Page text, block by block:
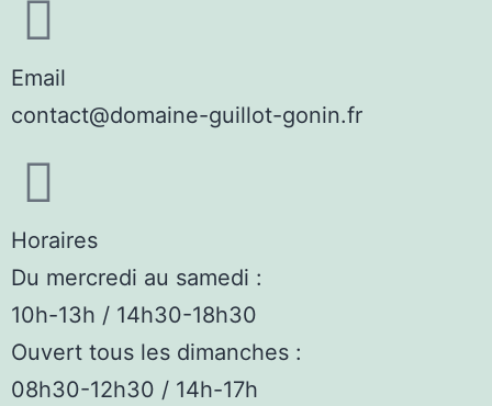
Email
contact@domaine-guillot-gonin.fr
Horaires
Du mercredi au samedi :
10h-13h / 14h30-18h30
Ouvert tous les dimanches :
08h30-12h30 / 14h-17h